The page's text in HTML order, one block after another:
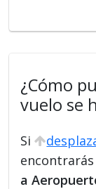
¿Cómo
vuelo se
Si
a